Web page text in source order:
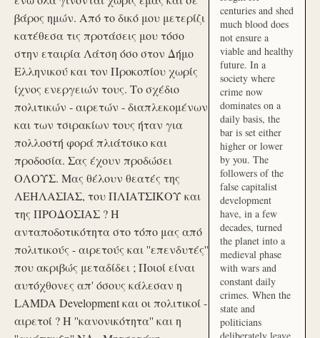
βάρος ημών. Από το δικό μου μετερίζι
κατέθεσα τις προτάσεις μου τόσο
στην εταιρία Λάτση όσο στον Δήμο
Ελληνικού και τον Προκοπίου χωρίς
ίχνος ενεργειών τους. Το σχέδιο
πολιτικών - αιρετών - διαπλεκομένων
και των τσιρακίων τους ήταν για
πολλοστή φορά πλιάτσικο και
προδοσία. Σας έχουν προδώσει
ΟΛΟΥΣ. Μας θέλουν θεατές της
ΛΕΗΛΑΣΙΑΣ, του ΠΛΙΑΤΣΙΚΟΥ και
της ΠΡΟΔΟΣΙΑΣ ? Η
ανταποδοτικότητα στο τόπο μας από
πολιτικούς - αιρετούς και ''επενδυτές''
που ακριβώς μεταδίδει ; Ποιοί είναι
αυτόχθονες απ' όσους κάλεσαν η
LAMDA Development και οι πολιτικοί -
αιρετοί ? Η ''κανονικότητα'' και η
centuries and shed
much blood does
not ensure a
viable and healthy
future. In a
society where
crime now
dominates on a
daily basis, the
bar is set either
higher or lower
by you. The
followers of the
false capitalist
development
have, in a few
decades, turned
the planet into a
medieval phase
with wars and
constant daily
crimes. When the
state and
politicians